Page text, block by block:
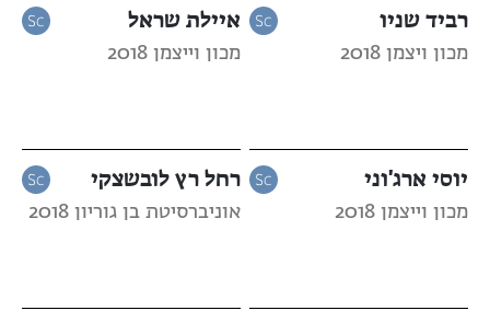
רביד שניו
מכון ויצמן 2018
איילת שראל
מכון וייצמן 2018
יוסי ארג'וני
מכון וייצמן 2018
רחל רץ לובשצקי
אוניברסיטת בן גוריון 2018